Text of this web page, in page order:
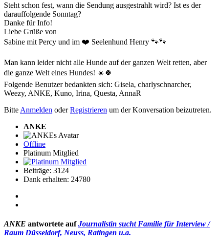
Steht schon fest, wann die Sendung ausgestrahlt wird? Ist es der
darauffolgende Sonntag?
Danke für Info!
Liebe Grüße von
Sabine mit Percy und im ❤️ Seelenhund Henry 🐾🐾
Man kann leider nicht alle Hunde auf der ganzen Welt retten, aber
die ganze Welt eines Hundes! ☀️🍀
Folgende Benutzer bedankten sich: Gisela, charlyschnarcher,
Weezy, ANKE, Kuno, Irina, Questa, AnnaR
Bitte Anmelden oderRegistrieren um der Konversation beizutreten.
ANKE
Offline
Platinum Mitglied
Beiträge: 3124
Dank erhalten: 24780
ANKE antwortete aufJournalistin sucht Familie für Interview /
Raum Düsseldorf, Neuss, Ratingen u.a.